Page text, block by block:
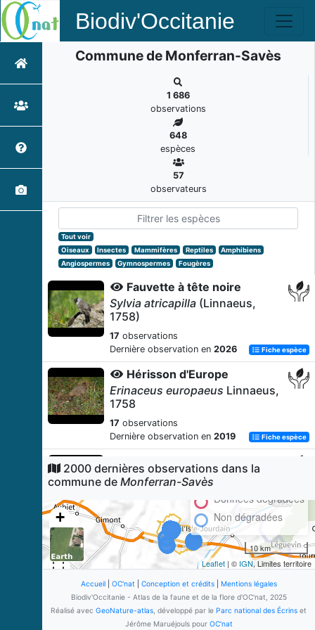
Biodiv'Occitanie
Commune de Monferran-Savès
1 686
observations
648
espèces
57
observateurs
Tout voir
Oiseaux
Insectes Mammifères Reptiles
Amphibiens
Angiospermes
Gymnospermes Fougères
Fauvette à tête noire
Sylvia atricapilla (Linnaeus,
1758)
17 observations
Dernière observation en 2026 Fiche espèce
Hérisson d'Europe
Erinaceus europaeus Linnaeus,
1758
17 observations
Dernière observation en 2019 Fiche espèce
Rossignol philomèle
Luscinia megarhynchos
C. L.
Brehm, 1831
observations
Dernière observation en 2026
Prunier épineux
Prunus spinosa
L., 1753
14observations
Dernière observation en2026 Fiche espèce
Orme mineur
2000 dernières observations dans la
commune de Monferran-Savès
+
Données dégradées
Non dégradées
10 km
Leaflet | © IGN, Limites territoire
Accueil| OC'nat| Conception et crédits| Mentions légales
Biodiv'Occitanie - Atlas de la faune et de la flore d'OC'nat, 2025
Réalisé avec GeoNature-atlas , développé par le Parc national des Écrins et
Jérôme Maruéjouls pour OC'nat